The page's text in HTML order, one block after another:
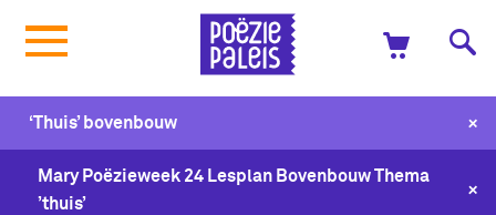
‘Thuis’ bovenbouw +
Mary Poëzieweek 24 Lesplan Bovenbouw Thema
’thuis’
+